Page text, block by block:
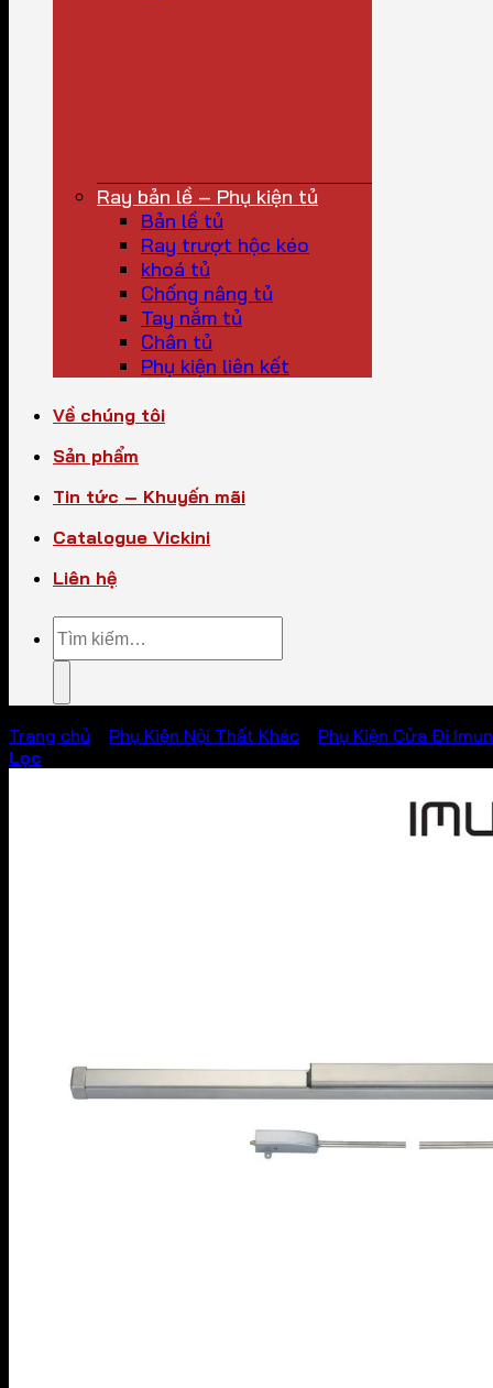
Ray bản lề – Phụ kiện tủ
Bản lề tủ
Ray trượt hộc kéo
khoá tủ
Chống nâng tủ
Tay nắm tủ
Chân tủ
Phụ kiện liên kết
Về chúng tôi
Sản phẩm
Tin tức – Khuyến mãi
Catalogue Vickini
Liên hệ
Tìm
kiếm:
Trang chủ Phụ Kiện Nội Thất Khác Phụ Kiện Cửa Đi
Lọc